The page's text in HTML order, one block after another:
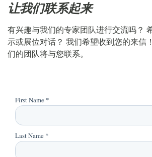
让我们联系起来
有兴趣与我们的专家团队进行交流吗？
示或展位对话？ 我们希望收到您的来信
们的团队将与您联系。